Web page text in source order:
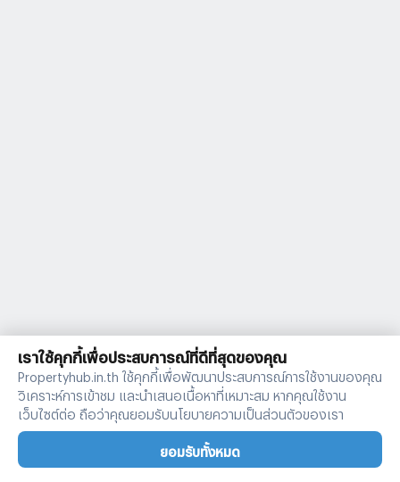
เราใช้คุกกี้เพื่อประสบการณ์ที่ดีที่สุดของคุณ
Propertyhub.in.th ใช้คุกกี้เพื่อพัฒนาประสบการณ์การใช้งานของคุณ
วิเคราะห์การเข้าชม และนำเสนอเนื้อหาที่เหมาะสม หากคุณใช้งาน
เว็บไซต์ต่อ ถือว่าคุณยอมรับนโยบายความเป็นส่วนตัวของเรา
ยอมรับทั้งหมด